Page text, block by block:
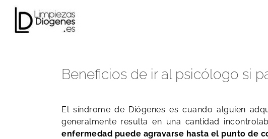
Skip
content
Beneficios de ir al psicólogo si
El síndrome de Diógenes es cuando alguien
generalmente resulta en una cantidad
enfermedad puede agravarse hasta el punto de